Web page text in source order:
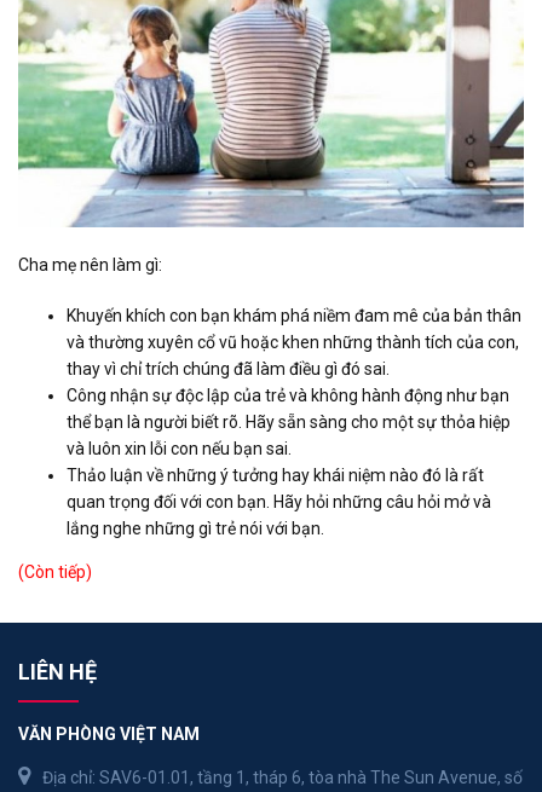
Cha mẹ nên làm gì:
Khuyến khích con bạn khám phá niềm đam mê của bản thân
và thường xuyên cổ vũ hoặc khen những thành tích của con,
thay vì chỉ trích chúng đã làm điều gì đó sai.
Công nhận sự độc lập của trẻ và không hành động như bạn
thể bạn là người biết rõ. Hãy sẵn sàng cho một sự thỏa hiệp
và luôn xin lỗi con nếu bạn sai.
Thảo luận về những ý tưởng hay khái niệm nào đó là rất
quan trọng đối với con bạn. Hãy hỏi những câu hỏi mở và
lắng nghe những gì trẻ nói với bạn.
(Còn tiếp)
LIÊN HỆ
VĂN PHÒNG VIỆT NAM
Địa chỉ: SAV6-01.01, tầng 1, tháp 6, tòa nhà The Sun Avenue, số